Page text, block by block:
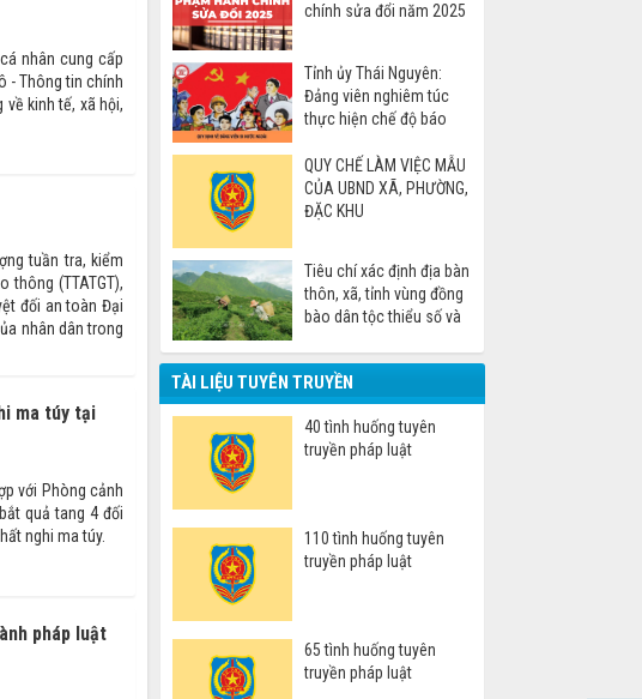
nhân cung cấp
- Thông tin chính
kinh tế, xã hội,
tuần tra, kiểm
(TTATGT),
đối an toàn Đại
nhân dân trong
ma túy tại
với Phòng cảnh
quả tang 4 đối
nghi ma túy.
pháp luật
chính sửa đổi năm 2025
Tỉnh ủy Thái Nguyên:
Đảng viên nghiêm túc
thực hiện chế độ báo
QUY CHẾ LÀM VIỆC MẪU
CỦA UBND XÃ, PHƯỜNG,
ĐẶC KHU
Tiêu chí xác định địa bàn
thôn, xã, tỉnh vùng đồng
bào dân tộc thiểu số và
TÀI LIỆU TUYÊN TRUYỀN
40 tình huống tuyên
truyền pháp luật
110 tình huống tuyên
truyền pháp luật
65 tình huống tuyên
truyền pháp luật